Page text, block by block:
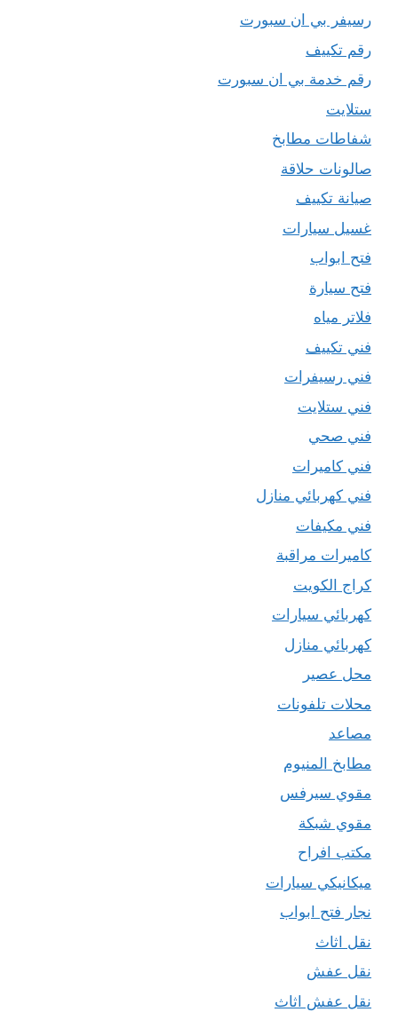
رسيفر بي ان سبورت
رقم تكييف
رقم خدمة بي ان سبورت
ستلايت
شفاطات مطابخ
صالونات حلاقة
صيانة تكييف
غسيل سيارات
فتح ابواب
فتح سيارة
فلاتر مياه
فني تكييف
فني رسيفرات
فني ستلايت
فني صحي
فني كاميرات
فني كهربائي منازل
فني مكيفات
كاميرات مراقبة
كراج الكويت
كهربائي سيارات
كهربائي منازل
محل عصير
محلات تلفونات
مصاعد
مطابخ المنيوم
مقوي سيرفس
مقوي شبكة
مكتب افراح
ميكانيكي سيارات
نجار فتح ابواب
نقل اثاث
نقل عفش
نقل عفش اثاث